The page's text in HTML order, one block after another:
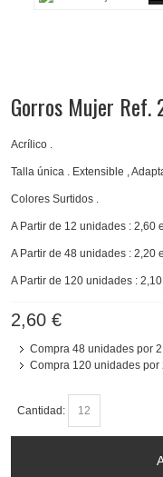
Gorros Mujer Ref.
Acrílico .
Talla única . Extensible ,
Colores Surtidos .
A Partir de 12 unidades : 2,60
A Partir de 48 unidades : 2,20
A Partir de 120 unidades : 2,10
2,60 €
Compra 48 unidades por
Compra 120 unidades por
Cantidad: